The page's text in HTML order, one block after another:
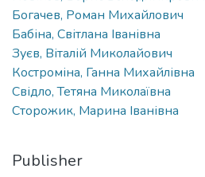
Богачев, Роман Михайлович
Бабіна, Світлана Іванівна
Зуєв, Віталій Миколайович
Костроміна, Ганна Михайлівна
Свідло, Тетяна Миколаївна
Сторожик, Марина Іванівна
Publisher